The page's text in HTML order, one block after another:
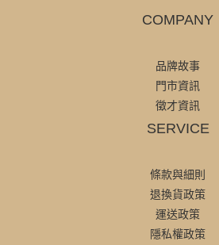
COMPANY
品牌故事
門市資訊
徵才資訊
SERVICE
條款與細則
退換貨政策
運送政策
隱私權政策